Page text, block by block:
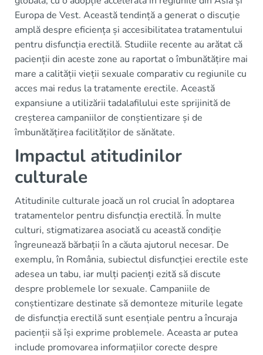
Europa de Vest. Această tendință a generat o discuție
amplă despre eficiența și accesibilitatea tratamentului
pentru disfuncția erectilă. Studiile recente au arătat că
pacienții din aceste zone au raportat o îmbunătățire mai
mare a calității vieții sexuale comparativ cu regiunile cu
acces mai redus la tratamente erectile. Această
expansiune a utilizării tadalafilului este sprijinită de
creșterea campaniilor de conștientizare și de
îmbunătățirea facilităților de sănătate.
Impactul atitudinilor
culturale
Atitudinile culturale joacă un rol crucial în adoptarea
tratamentelor pentru disfuncția erectilă. În multe
culturi, stigmatizarea asociată cu această condiție
îngreunează bărbații în a căuta ajutorul necesar. De
exemplu, în România, subiectul disfuncției erectile este
adesea un tabu, iar mulți pacienți ezită să discute
despre problemele lor sexuale. Campaniile de
conștientizare destinate să demonteze miturile legate
de disfuncția erectilă sunt esențiale pentru a încuraja
pacienții să își exprime problemele. Aceasta ar putea
include promovarea informațiilor corecte despre